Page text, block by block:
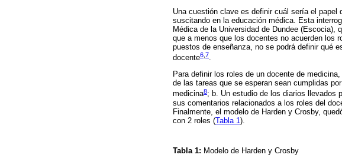
Una cuestión clave es definir cuál sería el
suscitando en la educación médica. Esta
Médica de la Universidad de Dundee (Escocia),
que a menos que los docentes no acuerden los
puestos de enseñanza, no se podrá definir qué
docente6 7.
Para definir los roles de un docente de
de las tareas que se esperan sean cumplidas
medicina8; b. Un estudio de los diarios llevados
sus comentarios relacionados a los roles del
Finalmente, el modelo de Harden y Crosby,
con 2 roles (Tabla 1).
Tabla 1: Modelo de Harden y Crosby